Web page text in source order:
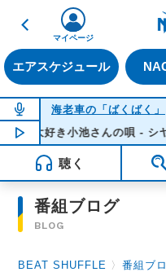
戻る
エアスケジュール
マイページ
NOW ON AIR
海老車の「ばくばく」
NOW PLAYING03:04
き小池さんの唄 - シヤ乱Ｑ
聴く
番組ブログ
BLOG
BEAT SHUFFLE 〉番組ブ